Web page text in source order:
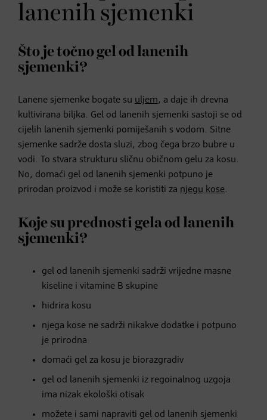
lanenih sjemenki
Što je točno gel od lanenih
sjemenki?
Lanene sjemenke bogate su uljem, a daje ih drevna
kultivirana biljka. Gel od lanenih sjemenki sastoji se od
cijelih lanenih sjemenki pomiješanih s vodom. Sitne
sjemenke sadrže dosta sluzi, zbog čega brzo bubre u
vodi. To stvara strukturu sličnu običnom gelu za kosu.
No, domaći gel od lanenih sjemenki potpuno je
prirodan proizvod i može se koristiti za njegu kose.
Koje su prednosti gela od lanenih
sjemenki?
gel od lanenih sjemenki sadrži vrijedne masne
kiseline i vitamine B skupine
hidrira kosu
njega kose ne sadrži nikakve dodatke i potpuno
je prirodna
domaći gel za kosu je biorazgradiv
gel od lanenih sjemenki iz regoinalnog uzgoja
ima nizak ekološki otisak
možete i sami napraviti gel od lanenih sjemenki